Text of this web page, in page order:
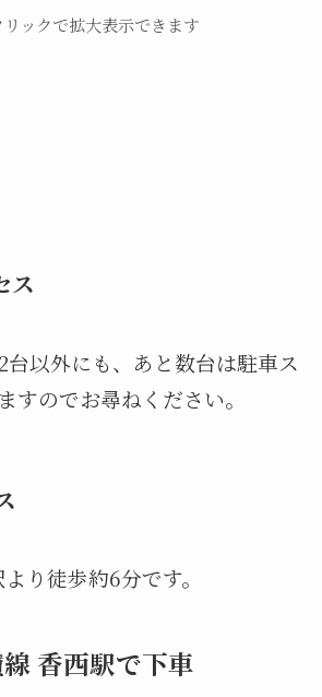
ックで拡大表示できます
ス
台以外にも、あと数台は駐車ス
すのでお尋ねください。
り徒歩約6分です。
香西駅で下車